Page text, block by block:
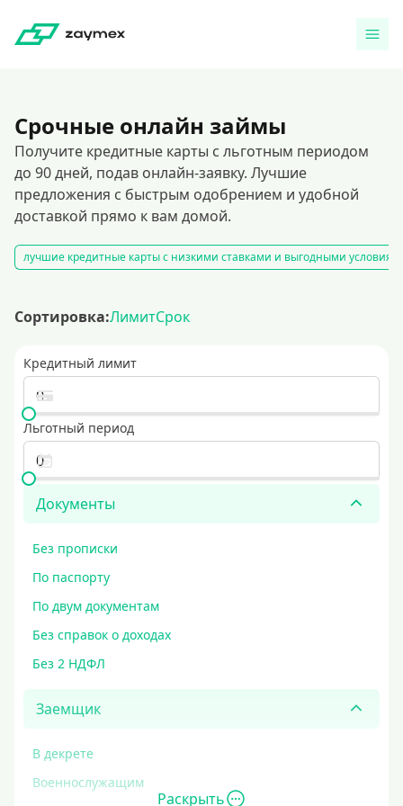
Срочные онлайн займы
Получите кредитные карты с льготным периодом
до 90 дней, подав онлайн-заявку. Лучшие
предложения с быстрым одобрением и удобной
доставкой прямо к вам домой.
лучшие кредитные карты с низкими ставками и выгодными
Сортировка:ЛимитСрок
Кредитный лимит
Льготный период
Документы
Без прописки
По паспорту
По двум документам
Без справок о доходах
Без 2 НДФЛ
Заемщик
В декрете
Военнослужащим
Раскрыть